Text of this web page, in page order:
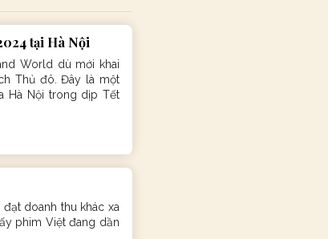
tại Hà Nội
World dù mới khai
Thủ đô. Đây là một
Hà Nội trong dịp Tết
doanh thu khác xa
phim Việt đang dần